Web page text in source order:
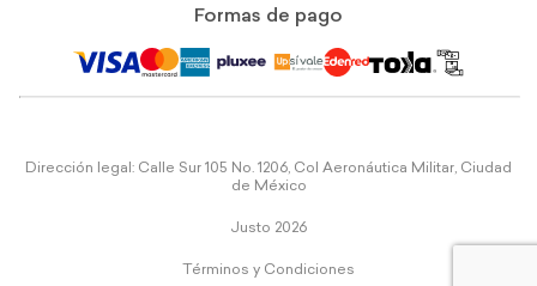
Formas de pago
Dirección legal: Calle Sur 105 No. 1206, Col Aeronáutica Militar, Ciudad
de México
Justo 2026
Términos y Condiciones